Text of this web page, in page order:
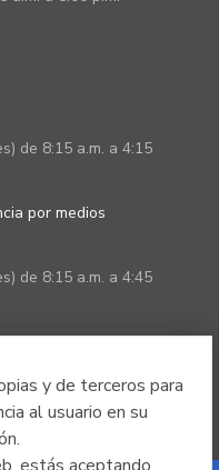
y de terceros para
al usuario en su
de 8:15 a.m. a 4:15
por medios
de 8:15 a.m. a 4:45